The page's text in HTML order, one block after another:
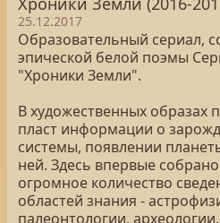
25.12.2017
Образовательный сериал,
эпической белой поэмы
"Хроники Земли".
В художественных образах
пласт информации о
системы, появлении
ней. Здесь впервые
огромное количество
областей знания -
палеонтологии,